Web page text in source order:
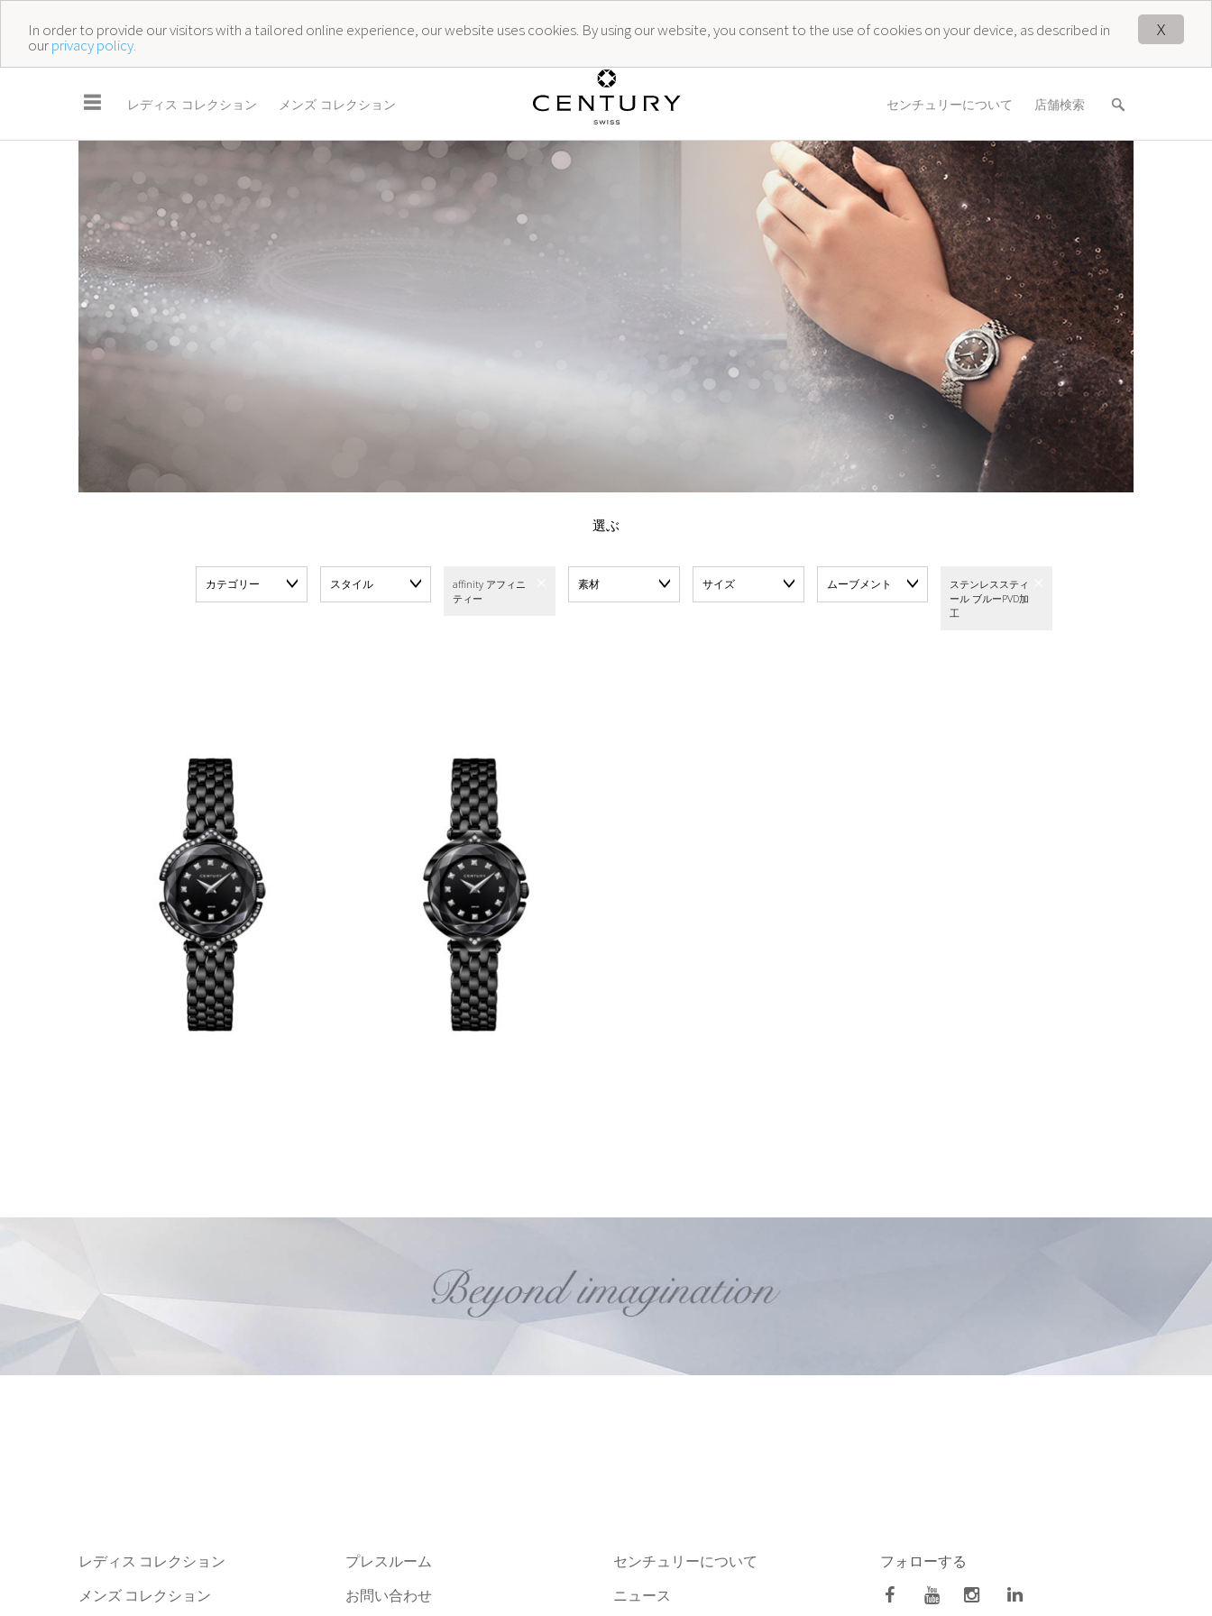
X
In order to provide our visitors with a tailored online experience, our website uses cookies. By using our website, you consent to the use of cookies on your device, as described in
ourprivacy policy.
☰ レディス コレクション メンズ コレクション センチュリーについて 店舗検索
選ぶ
カテゴリー スタイル
affinity アフィニ
ティー
素材 サイズ ムーブメント
ステンレススティ
ール ブルーPVD加
工
レディス コレクション
メンズ コレクション
プレスルーム
お問い合わせ
センチュリーについて
ニュース
フォローする
facebookYoutubeInstagram